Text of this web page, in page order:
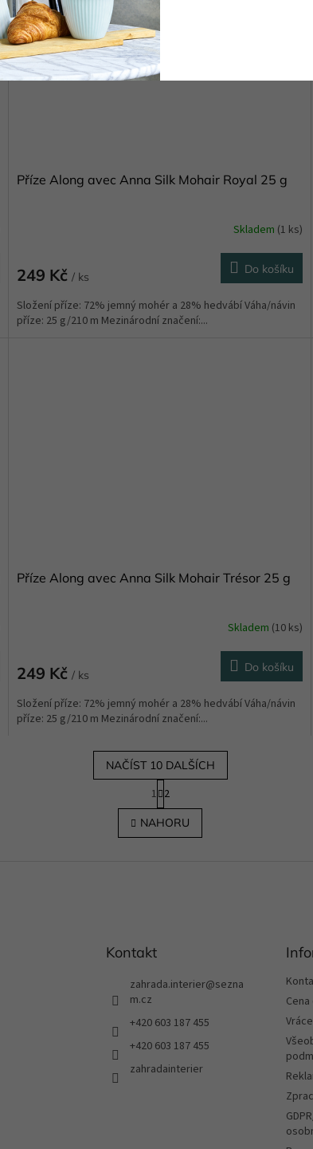
Příze Along avec Anna Silk Mohair Royal 25 g
Skladem (1 ks)
249 Kč/ ks
Do košíku
Složení příze: 72% jemný mohér a 28% hedvábí Váha/návin
příze: 25 g/210 m Mezinárodní značení:...
Příze Along avec Anna Silk Mohair Trésor 25 g
Skladem (10 ks)
249 Kč/ ks
Do košíku
Složení příze: 72% jemný mohér a 28% hedvábí Váha/návin
příze: 25 g/210 m Mezinárodní značení:...
O
v
y
p
i
u
NAČÍST 10 DALŠÍCH
S
t
r
á
n
1 2
NAHORU
Kontakt
zahrada.interier@sezna
m.cz
+420 603 187 455
+420 603 187 455
zahradainterier